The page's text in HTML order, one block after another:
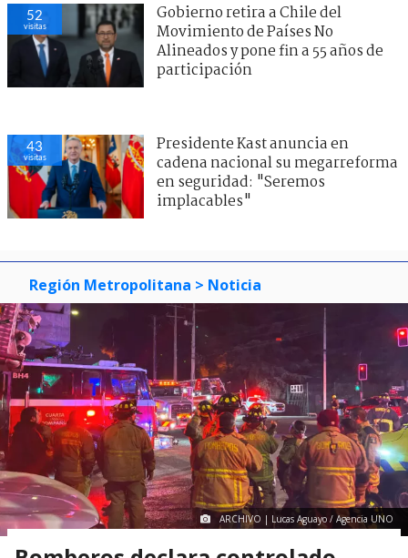
52
visitas
Gobierno retira a Chile del
Movimiento de Países No
Alineados y pone fin a 55 años de
participación
43
visitas
Presidente Kast anuncia en
cadena nacional su megarreforma
en seguridad: "Seremos
implacables"
Región Metropolitana > Noticia
ARCHIVO | Lucas Aguayo / Agencia UNO